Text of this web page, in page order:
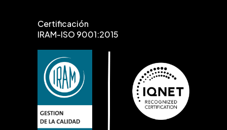
Certificación
IRAM-ISO 9001:2015